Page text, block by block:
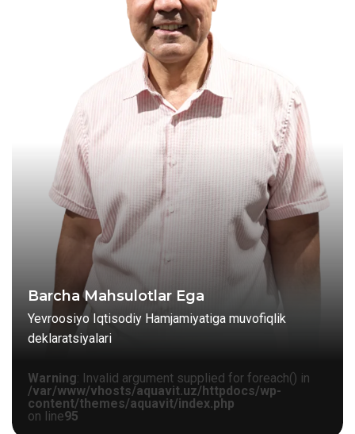
Barcha Mahsulotlar Ega
Yevroosiyo Iqtisodiy Hamjamiyatiga muvofiqlik
deklaratsiyalari
Warning: Invalid argument supplied for foreach() in
/var/www/vhosts/aquavit.uz/httpdocs/wp-
content/themes/aquavit/index.php
on line95